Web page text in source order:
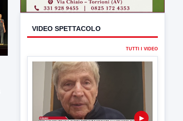
VIDEO SPETTACOLO
TUTTI I VIDEO
▶